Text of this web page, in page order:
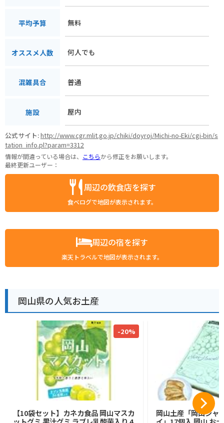
平均予算 無料
オススメ人数 何人でも
混雑具合 普通
施設 屋内
公式サイト:http://www.cgr.mlit.go.jp/chiki/doyroj/Michi-no-Eki/cgi-bin/s
tation_info.pl?param=3312
情報が間違っている場合は、 こちらから修正をお願いします。
最終更新ユーザー：
周辺の飲食店を探す
食べログで地図が表示されます。
周辺の宿を探す
楽天トラベルで地図が表示されます。
岡山県の人気お土産
-20%
【10袋セット】カネカ食品 岡山マスカ
岡山土産「岡山シャ